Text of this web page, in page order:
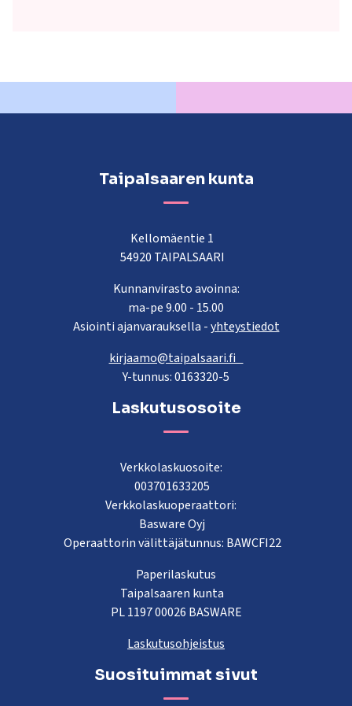
Taipalsaaren kunta
Kellomäentie 1
54920 TAIPALSAARI
Kunnanvirasto avoinna:
ma-pe 9.00 - 15.00
Asiointi ajanvarauksella -yhteystiedot
kirjaamo@taipalsaari.fi
Y-tunnus: 0163320-5
Laskutusosoite
Verkkolaskuosoite:
003701633205
Verkkolaskuoperaattori:
Basware Oyj
Operaattorin välittäjätunnus: BAWCFI22
Paperilaskutus
Taipalsaaren kunta
PL 1197 00026 BASWARE
Laskutusohjeistus
Suosituimmat sivut